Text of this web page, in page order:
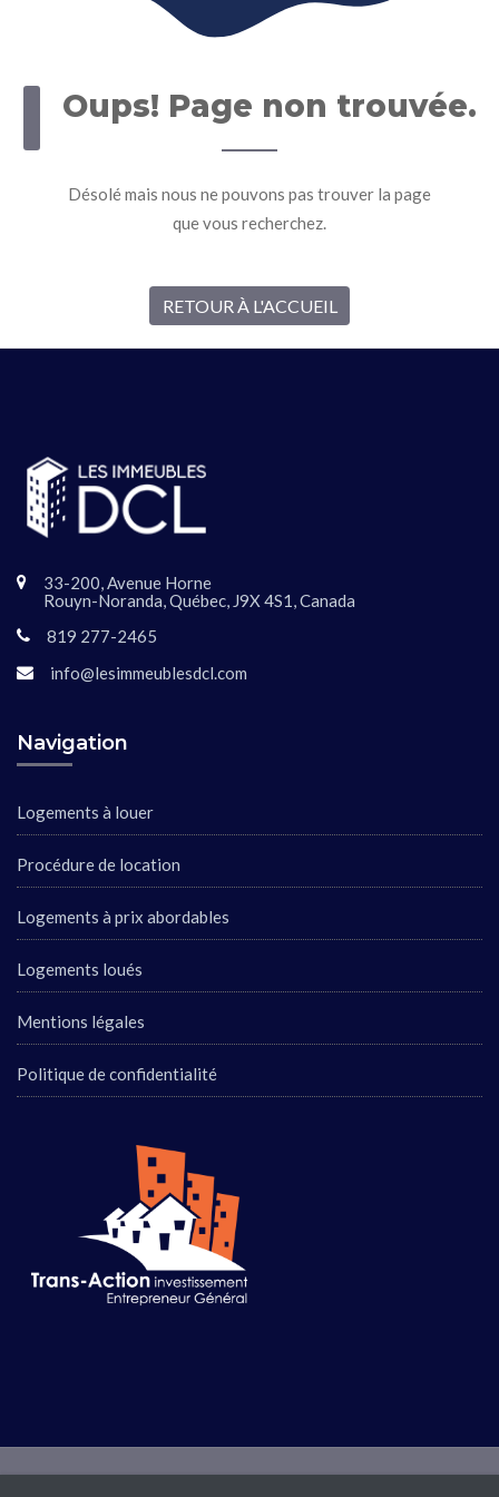
Oups! Page non trouvée.
Désolé mais nous ne pouvons pas trouver la page
que vous recherchez.
RETOUR À L'ACCUEIL
33-200, Avenue Horne
Rouyn-Noranda, Québec, J9X 4S1, Canada
819 277-2465
info@lesimmeublesdcl.com
Navigation
Logements à louer
Procédure de location
Logements à prix abordables
Logements loués
Mentions légales
Politique de confidentialité